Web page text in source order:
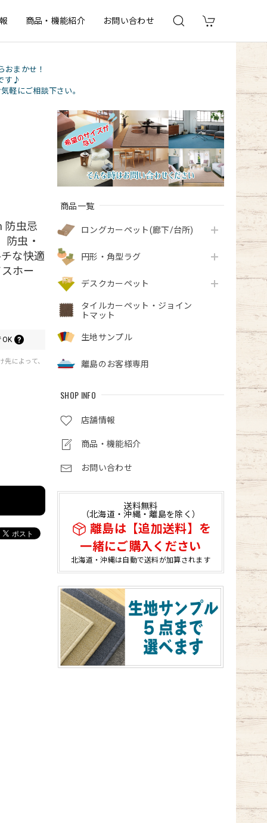
商品・機能紹介 お問い合わせ
おまかせ！
す♪
軽にご相談下さい。
商品一覧
ロングカーペット(廊下/台所)
円形・角型ラグ
デスクカーペット
タイルカーペット・ジョイン
トマット
生地サンプル
離島のお客様専用
SHOP INFO
店舗情報
商品・機能紹介
お問い合わせ
送料無料
（北海道・沖縄・離島を除く）
離島は【追加送料】を
一緒にご購入ください
北海道・沖縄は自動で送料が加算されます
防虫忌
防虫・
な快適
ホー
OK
によって、